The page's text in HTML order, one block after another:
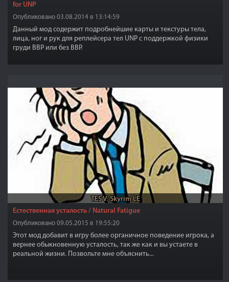
for UNP
Опубликовано 03.08.2014 в 13:14:59
Данный мод содержит подробнейшие карты и текстуры тела,
лица, ног и рук для реплейсера тел UNP с поддержкой физики
груди BBP или без BBP.
TES V: Skyrim LE
Естественная усталость / Natural Fatigue
Опубликовано 09.05.2015 в 19:55:20
Этот мод добавит в игру более органичное поведение игрока, а
вернее обыкновенную усталость, так же как и вы устаете в
реальной жизни. Позвольте мне объяснить...